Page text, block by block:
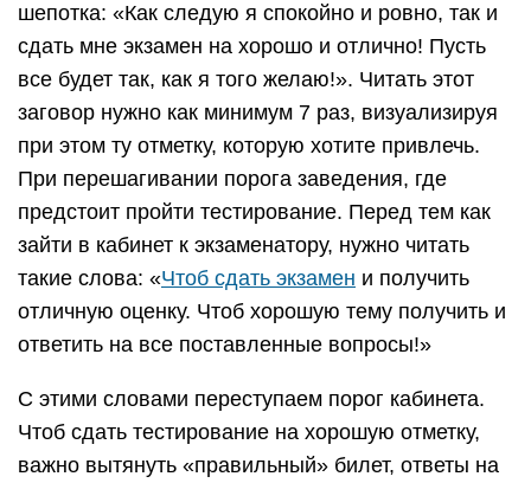
шепотка: «Как следую я спокойно и ровно, так и
сдать мне экзамен на хорошо и отлично! Пусть
все будет так, как я того желаю!». Читать этот
заговор нужно как минимум 7 раз, визуализируя
при этом ту отметку, которую хотите привлечь.
При перешагивании порога заведения, где
предстоит пройти тестирование. Перед тем как
зайти в кабинет к экзаменатору, нужно читать
такие слова: «Чтоб сдать экзамен и получить
отличную оценку. Чтоб хорошую тему получить и
ответить на все поставленные вопросы!»
С этими словами переступаем порог кабинета.
Чтоб сдать тестирование на хорошую отметку,
важно вытянуть «правильный» билет, ответы на